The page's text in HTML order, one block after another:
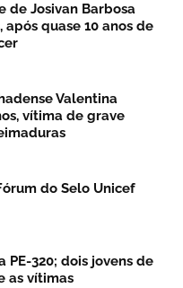
de Josivan Barbosa
após quase 10 anos de
Valentina
vítima de grave
do Selo Unicef
PE-320; dois jovens de
as vítimas